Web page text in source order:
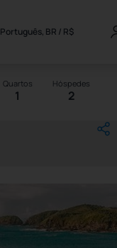
Português, BR / R$
Quartos
1
Hóspedes
2